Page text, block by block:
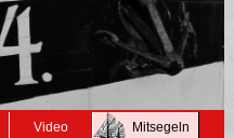
Video
Mitsegeln